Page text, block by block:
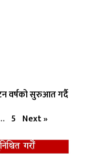
वर्षको सुरुआत गर्दै
5 Next »